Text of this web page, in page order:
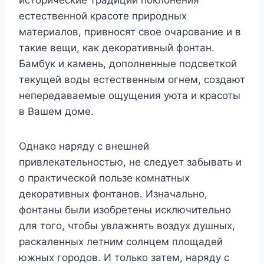
естественной красоте природных
материалов, привносят свое очарование и в
такие вещи, как декоративный фонтан.
Бамбук и камень, дополненные подсветкой
текущей воды естественным огнем, создают
непередаваемые ощущения уюта и красоты
в Вашем доме.
Однако наряду с внешней
привлекательностью, не следует забывать и
о практической пользе комнатных
декоративных фонтанов. Изначально,
фонтаны были изобретены исключительно
для того, чтобы увлажнять воздух душных,
раскаленных летним солнцем площадей
южных городов. И только затем, наряду с